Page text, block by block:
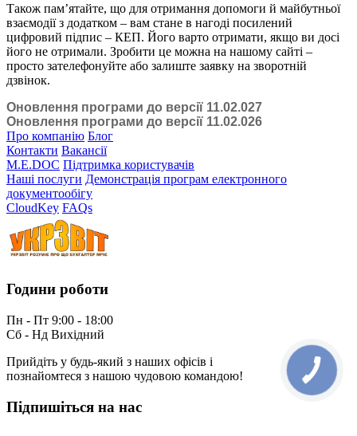
Також пам’ятайте, що для отримання допомоги й майбутньої
взаємодії з додатком – вам стане в нагоді посилений
цифровий підпис – КЕП. Його варто отримати, якщо ви досі
його не отримали. Зробити це можна на нашому сайті –
просто зателефонуйте або залиште заявку на зворотній
дзвінок.
Оновлення програми до версії 11.02.027
Оновлення програми до версії 11.02.026
Про компанію Блог
Контакти Вакансії
M.E.DOC Підтримка користувачів
Наші послуги Демонстрація програм електронного
документообігу
CloudKey FAQs
Години роботи
Пн - Пт 9:00 - 18:00
Сб - Нд Вихідний
Прийдіть у будь-який з наших офісів і
познайомтеся з нашою чудовою командою!
Підпишіться на нас